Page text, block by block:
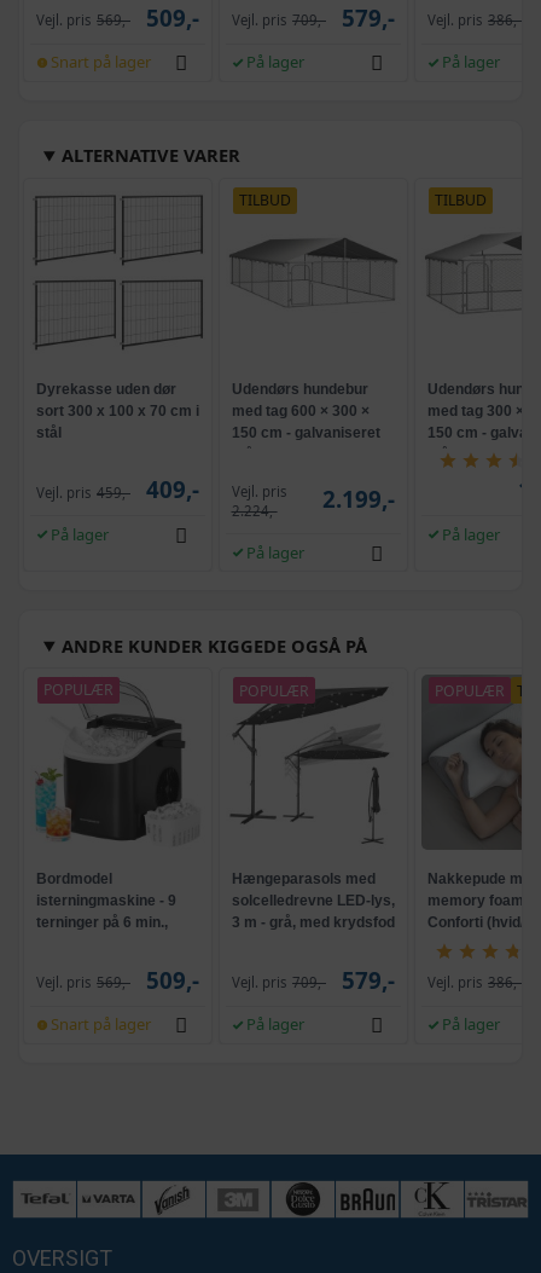
Vejl. pris 569,- 509,-
Snart på lager
Vejl. pris 709,- 579,-
På lager
Vejl. pris 386,-
På lager
ALTERNATIVE VARER
Dyrekasse uden dør
sort 300 x 100 x 70 cm i
stål
Vejl. pris 459,- 409,-
På lager
TILBUD
Udendørs hundebur
med tag 600 × 300 ×
150 cm - galvaniseret
stål
Vejl. pris
2.224,-
2.199,-
På lager
TILBUD
Udendørs
med tag 300 ×
150 cm -
stål
På lager
ANDRE KUNDER KIGGEDE OGSÅ PÅ
POPULÆR
Bordmodel
isterningmaskine - 9
terninger på 6 min.,
Vejl. pris 569,- 509,-
Snart på lager
POPULÆR
Hængeparasols med
solcelledrevne LED-lys,
3 m - grå, med krydsfod
Vejl. pris 709,- 579,-
På lager
POPULÆR
Nakkepude med
memory foam -
Conforti (hvid/
Vejl. pris 386,-
På lager
OVERSIGT